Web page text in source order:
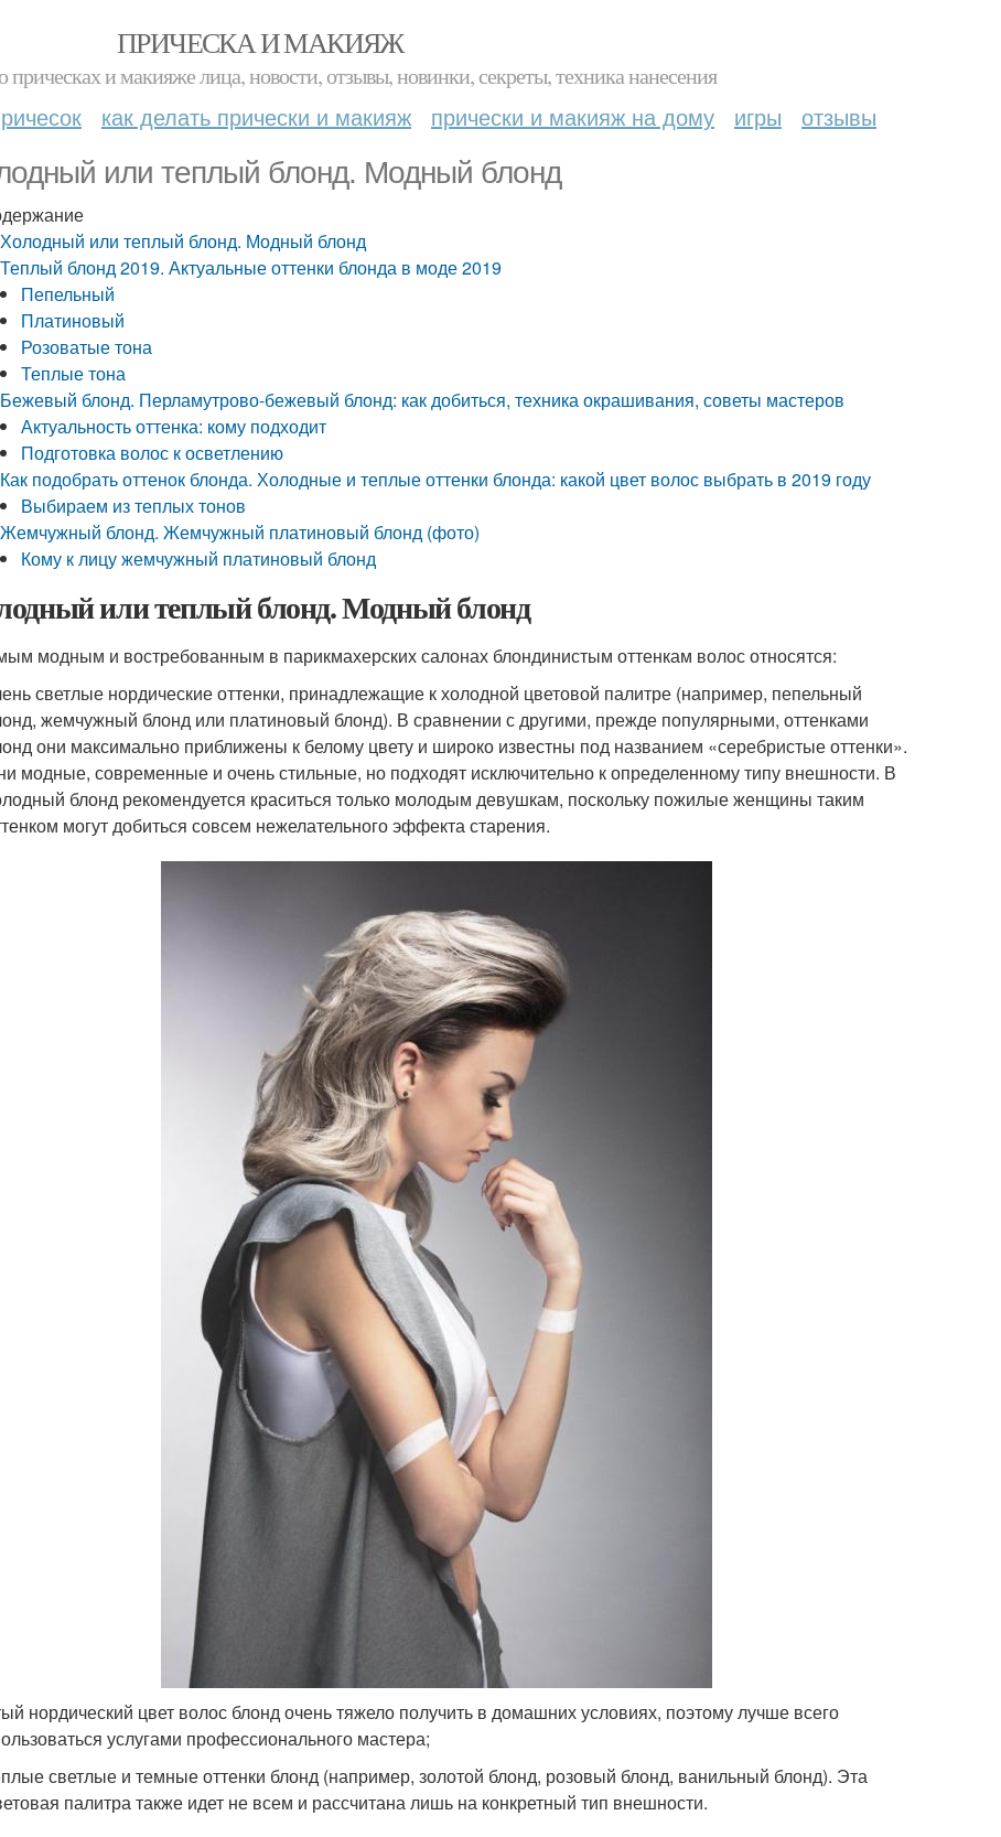
ПРИЧЕСКА И МАКИЯЖ
и макияже лица, новости, отзывы, новинки, секреты, техника нанесения
как делать прически и макияж прически и макияж на дому игры отзывы
или теплый блонд. Модный блонд
Холодный или теплый блонд. Модный блонд
Теплый блонд 2019. Актуальные оттенки блонда в моде 2019
Пепельный
Платиновый
Розоватые тона
Теплые тона
Бежевый блонд. Перламутрово-бежевый блонд: как добиться, техника окрашивания, советы мастеров
Актуальность оттенка: кому подходит
Подготовка волос к осветлению
Как подобрать оттенок блонда. Холодные и теплые оттенки блонда: какой цвет волос выбрать в 2019 году
Выбираем из теплых тонов
Жемчужный блонд. Жемчужный платиновый блонд (фото)
Кому к лицу жемчужный платиновый блонд
или теплый блонд. Модный блонд
модным и востребованным в парикмахерских салонах блондинистым оттенкам волос относятся:
светлые нордические оттенки, принадлежащие к холодной цветовой палитре (например, пепельный
жемчужный блонд или платиновый блонд). В сравнении с другими, прежде популярными, оттенками
они максимально приближены к белому цвету и широко известны под названием «серебристые оттенки».
модные, современные и очень стильные, но подходят исключительно к определенному типу внешности. В
блонд рекомендуется краситься только молодым девушкам, поскольку пожилые женщины таким
могут добиться совсем нежелательного эффекта старения.
нордический цвет волос блонд очень тяжело получить в домашних условиях, поэтому лучше всего
услугами профессионального мастера;
светлые и темные оттенки блонд (например, золотой блонд, розовый блонд, ванильный блонд). Эта
палитра также идет не всем и рассчитана лишь на конкретный тип внешности.